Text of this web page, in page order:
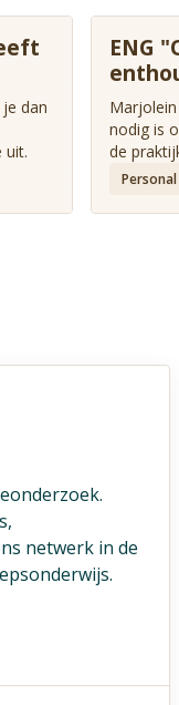
dan
uit.
ENG
niet
nodig is
de
netwerk in de